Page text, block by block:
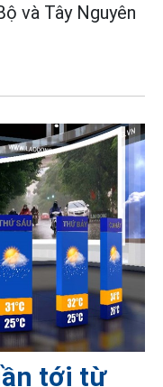
và Tây Nguyên
tới từ